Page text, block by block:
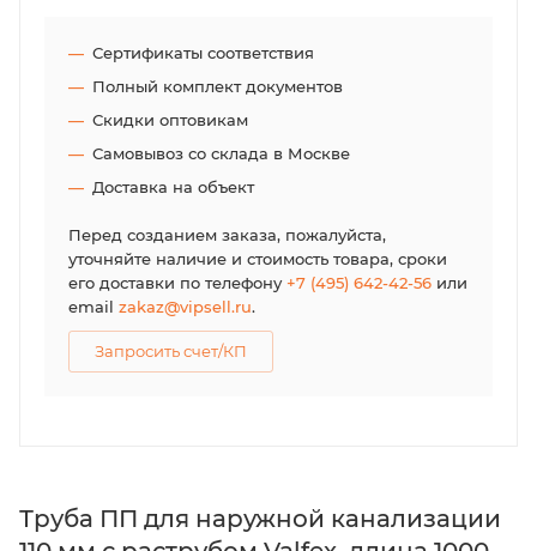
Сертификаты соответствия
Полный комплект документов
Скидки оптовикам
Самовывоз со склада в Москве
Доставка на объект
Перед созданием заказа, пожалуйста,
уточняйте наличие и стоимость товара, сроки
его доставки по телефону+7 (495) 642-42-56 или
email zakaz@vipsell.ru.
Запросить счет/КП
Труба ПП для наружной канализации